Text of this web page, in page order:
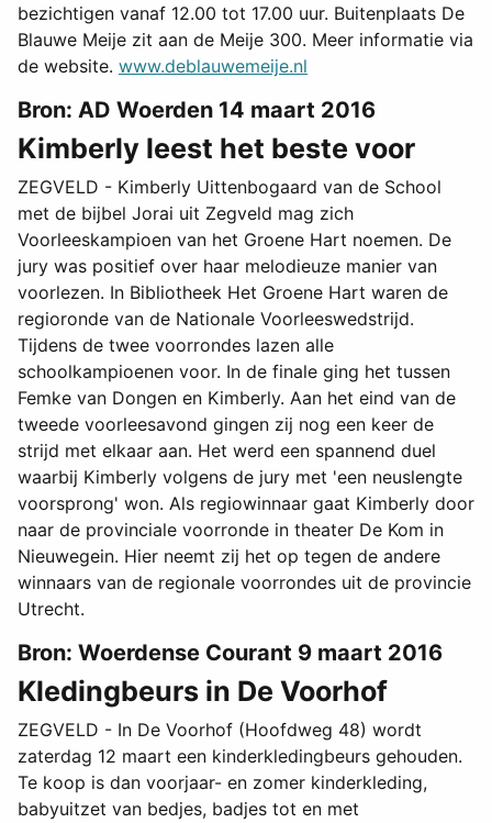
bezichtigen vanaf 12.00 tot 17.00 uur. Buitenplaats De
Blauwe Meije zit aan de Meije 300. Meer informatie via
de website. www.deblauwemeije.nl
Bron: AD Woerden 14 maart 2016
Kimberly leest het beste voor
ZEGVELD - Kimberly Uittenbogaard van de School
met de bijbel Jorai uit Zegveld mag zich
Voorleeskampioen van het Groene Hart noemen. De
jury was positief over haar melodieuze manier van
voorlezen. In Bibliotheek Het Groene Hart waren de
regioronde van de Nationale Voorleeswedstrijd.
Tijdens de twee voorrondes lazen alle
schoolkampioenen voor. In de finale ging het tussen
Femke van Dongen en Kimberly. Aan het eind van de
tweede voorleesavond gingen zij nog een keer de
strijd met elkaar aan. Het werd een spannend duel
waarbij Kimberly volgens de jury met 'een neuslengte
voorsprong' won. Als regiowinnaar gaat Kimberly door
naar de provinciale voorronde in theater De Kom in
Nieuwegein. Hier neemt zij het op tegen de andere
winnaars van de regionale voorrondes uit de provincie
Utrecht.
Bron: Woerdense Courant 9 maart 2016
Kledingbeurs in De Voorhof
ZEGVELD - In De Voorhof (Hoofdweg 48) wordt
zaterdag 12 maart een kinderkledingbeurs gehouden.
Te koop is dan voorjaar- en zomer kinderkleding,
babyuitzet van bedjes, badjes tot en met